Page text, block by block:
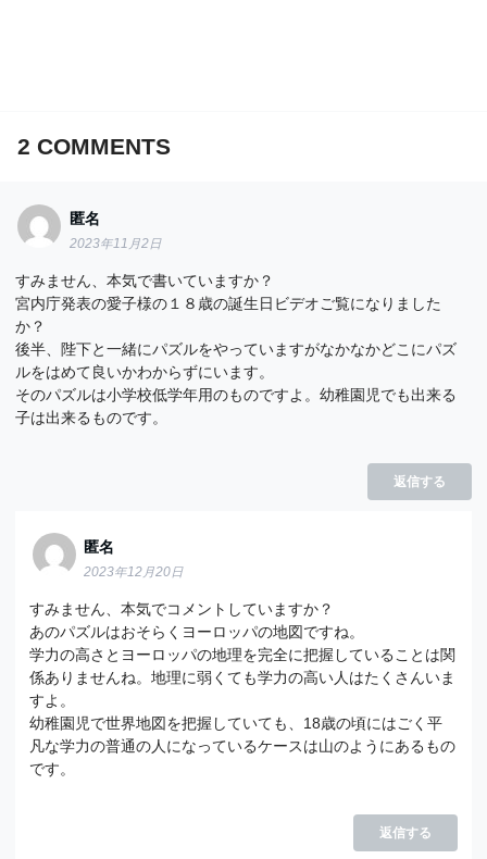
2 COMMENTS
匿名
2023年11月2日
すみません、本気で書いていますか？
宮内庁発表の愛子様の１８歳の誕生日ビデオご覧になりました
か？
後半、陛下と一緒にパズルをやっていますがなかなかどこにパズ
ルをはめて良いかわからずにいます。
そのパズルは小学校低学年用のものですよ。幼稚園児でも出来る
子は出来るものです。
返信する
匿名
2023年12月20日
すみません、本気でコメントしていますか？
あのパズルはおそらくヨーロッパの地図ですね。
学力の高さとヨーロッパの地理を完全に把握していることは関
係ありませんね。地理に弱くても学力の高い人はたくさんいま
すよ。
幼稚園児で世界地図を把握していても、18歳の頃にはごく平
凡な学力の普通の人になっているケースは山のようにあるもの
です。
返信する